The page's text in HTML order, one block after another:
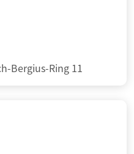
Bergius-Ring 11